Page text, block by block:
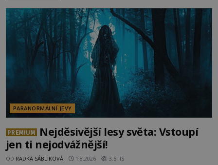
lokality vykazují nápadně podobná svědectví po
celé generace. A právě tato opakující se svědectví
PARANORMÁLNÍ JEVY
PREMIUM
Nejděsivější lesy světa: Vstoupí
jen ti nejodvážnější!
OD RADKA SÁBLIKOVÁ 1.8.2026 3.5TIS